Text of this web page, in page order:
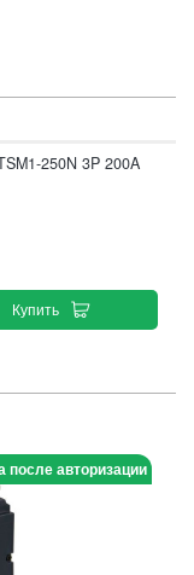
250N 3P 200A
Купить
после авторизации